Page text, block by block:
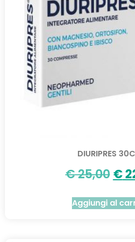
DIURIPRES
€25,00 €
Aggiungi al